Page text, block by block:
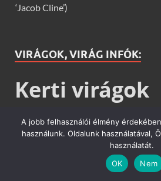
‘Jacob Cline’)
VIRÁGOK, VIRÁG INFÓK:
Kerti virágok
balkon növények, szobanövények
ültetése, szaporítása
A jobb felhasználói élmény
használunk. Oldalunk használatával,
használatát.
OK
Nem